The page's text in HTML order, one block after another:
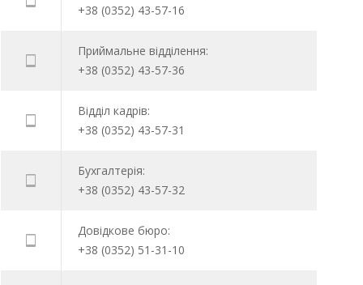
+38 (0352) 43-57-16
Приймальне відділення:
+38 (0352) 43-57-36
Відділ кадрів:
+38 (0352) 43-57-31
Бухгалтерія:
+38 (0352) 43-57-32
Довідкове бюро:
+38 (0352) 51-31-10